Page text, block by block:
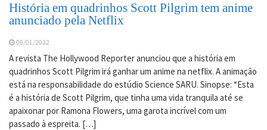
História em quadrinhos Scott Pilgrim tem anime
anunciado pela Netflix
08/01/2022
A revista The Hollywood Reporter anunciou que a história em
quadrinhos Scott Pilgrim irá ganhar um anime na netflix. A animação
está na responsabilidade do estúdio Science SARU. Sinopse: “Esta
é a história de Scott Pilgrim, que tinha uma vida tranquila até se
apaixonar por Ramona Flowers, uma garota incrível com um
passado à espreita. […]